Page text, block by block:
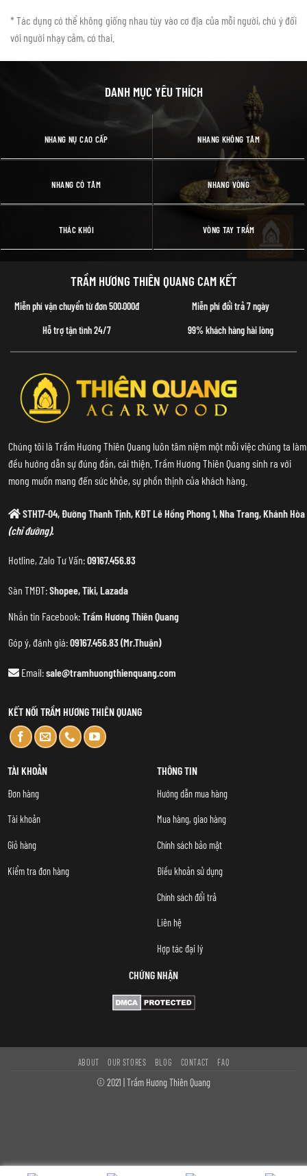
* Tác dụng có thể không giống nhau tùy vào cơ địa của mỗi người, chú ý đối
với người nhạy cảm, có thai.
DANH MỤC YÊU THÍCH
NHANG NỤ CAO CẤP NHANG KHÔNG TĂM
NHANG CÓ TĂM NHANG VÒNG
THÁC KHÓI VÒNG TAY TRẦM
TRẦM HƯƠNG THIÊN QUANG CAM KẾT
Miễn phí vận chuyển từ đơn 500.000đ Miễn phí đổi trả 7 ngày
Hỗ trợ tận tình 24/7 99% khách hàng hài lòng
Chúng tôi là Trầm Hương Thiên Quang luôn tâm niệm một mỗi việc chúng ta làm
đều hướng dẫn sự đúng đắn, cái thiện. Trầm Hương Thiên Quang sinh ra với
mong muốn mang đến sức khỏe, sự phồn thịnh của khách hàng.
STH17-04, Đường Thanh Tịnh, KĐT Lê Hồng Phong 1, Nha Trang, Khánh Hòa
(chỉ đường).
Hotline, Zalo Tư Vấn:09167.456.83
Sàn TMĐT:Shopee,Tiki,Lazada
Nhắn tin Facebook:Trầm Hương Thiên Quang
Góp ý, đánh giá:09167.456.83 (Mr.Thuận)
Email:sale@tramhuongthienquang.com
KẾT NỐI TRẦM HƯƠNG THIÊN QUANG
TÀI KHOẢN
Đơn hàng
Tài khoản
Giỏ hàng
Kiểm tra đơn hàng
THÔNG TIN
Hướng dẫn mua hàng
Mua hàng, giao hàng
Chính sách bảo mật
Điều khoản sử dụng
Chính sách đổi trả
Liên hệ
Hợp tác đại lý
CHỨNG NHẬN
ABOUT OUR STORES BLOG CONTACT FAQ
© 2021 | Trầm Hương Thiên Quang